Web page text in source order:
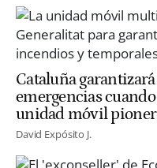
Cataluña
emergencias
unidad móvil
David Expósito J.